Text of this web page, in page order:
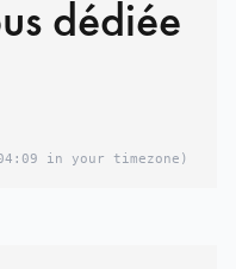
dédiée
in your timezone)